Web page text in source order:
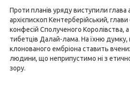
Проти планів уряду виступили глава
архієпископ Кентерберійський, глави
конфесій Сполученого Королівства,
тибетців Далай-лама. На їхню думку,
клонованого ембріона ставить
людини, що неприпустимо ні з
зору.